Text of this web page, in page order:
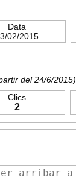
Data
02/2015
del 24/6/2015)
Clics
2